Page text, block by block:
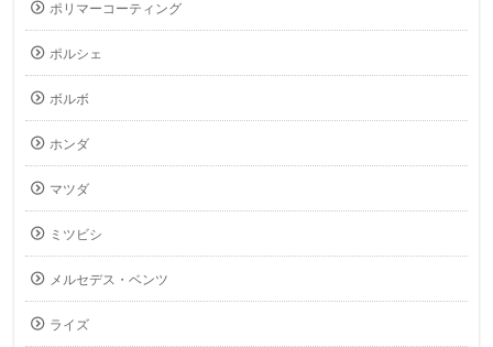
ポリマーコーティング
ポルシェ
ボルボ
ホンダ
マツダ
ミツビシ
メルセデス・ベンツ
ライズ